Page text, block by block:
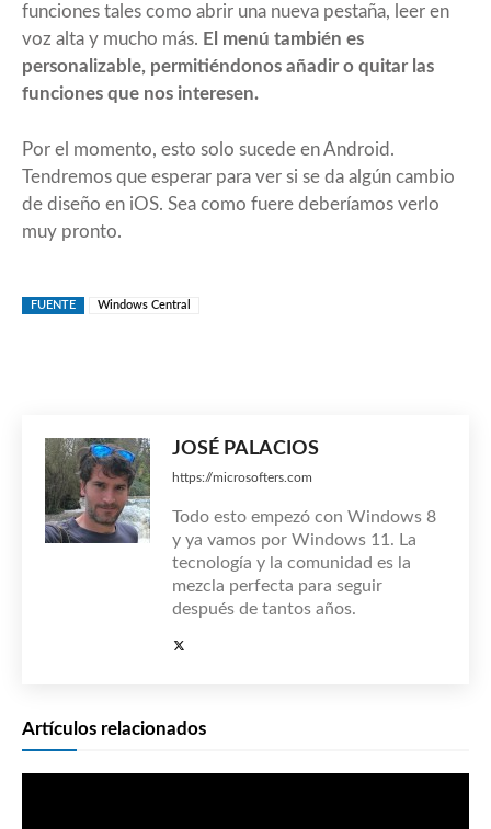
funciones tales como abrir una nueva pestaña, leer en
voz alta y mucho más. El menú también es
personalizable, permitiéndonos añadir o quitar las
funciones que nos interesen.
Por el momento, esto solo sucede en Android.
Tendremos que esperar para ver si se da algún cambio
de diseño en iOS. Sea como fuere deberíamos verlo
muy pronto.
FUENTE Windows Central
JOSÉ PALACIOS
https://microsofters.com
Todo esto empezó con Windows 8
y ya vamos por Windows 11. La
tecnología y la comunidad es la
mezcla perfecta para seguir
después de tantos años.
Artículos relacionados